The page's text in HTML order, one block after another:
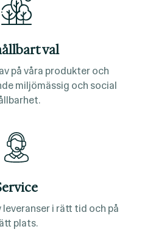
val
på våra produkter och
miljömässig och social
i rätt tid och på
plats.